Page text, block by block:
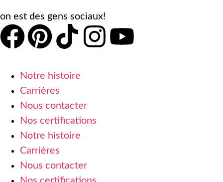
on est des gens sociaux!
Notre histoire
Carrières
Nous contacter
Nos certifications
Notre histoire
Carrières
Nous contacter